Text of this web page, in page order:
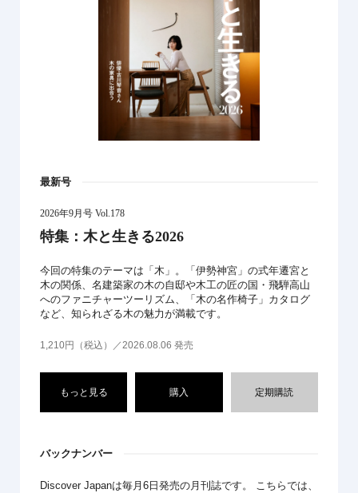
最新号
2026年9月号 Vol.178
特集：木と生きる2026
今回の特集のテーマは「木」。「伊勢神宮」の式年遷宮と
木の関係、名建築家の木の自邸や木工の匠の国・飛騨高山
へのファニチャーツーリズム、「木の名作椅子」カタログ
など、知られざる木の魅力が満載です。
1,210円（税込）／2026.08.06 発売
もっと見る 購入 定期購読
バックナンバー
Discover Japanは毎月6日発売の月刊誌です。 こちらでは、